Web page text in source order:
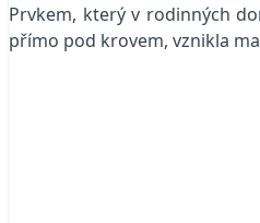
Prvkem, který v rodinných
přímo pod krovem, vznikla